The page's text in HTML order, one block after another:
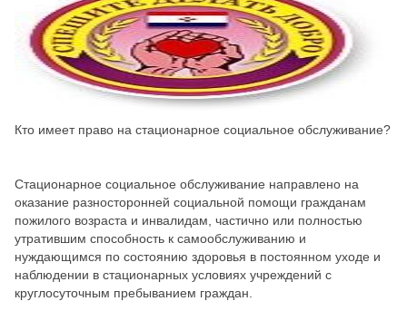
Настройки по умолчанию
Кто имеет право на стационарное социальное обслуживание?
Стационарное социальное обслуживание направлено на
оказание разносторонней социальной помощи гражданам
пожилого возраста и инвалидам, частично или полностью
утратившим способность к самообслуживанию и
нуждающимся по состоянию здоровья в постоянном уходе и
наблюдении в стационарных условиях учреждений с
круглосуточным пребыванием граждан.